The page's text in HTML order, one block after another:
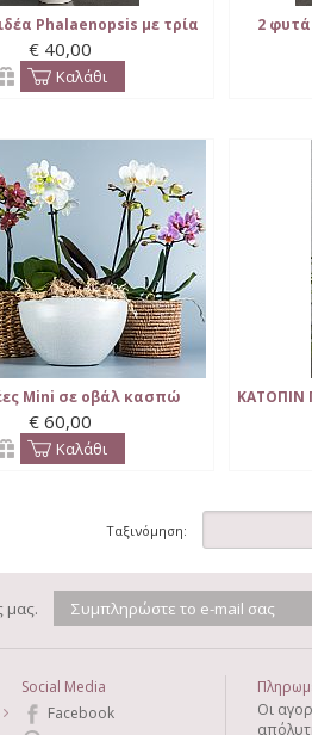
Phalaenopsis με τρία
σε κασπώ
€ 40,00
Καλάθι
2
Mini σε οβάλ κασπώ
€ 60,00
Καλάθι
ΚΑΤΟΠΙΝ
Ταξινόμηση:
μας.
Social Media
Facebook
Οι